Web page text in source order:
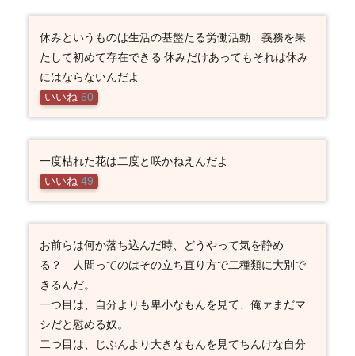
休みというものは生活の基盤たる労働活動 義務を果
たして初めて存在できる 休みだけあってもそれは休み
にはならないんだよ
いいね 60
一度枯れた花は二度と咲かねえんだよ
いいね 49
お前らは何か落ち込んだ時、どうやって気を静め
る？ 人間ってのはその立ち直り方で二種類に大別で
きるんだ。
一つ目は、自分よりも卑小なもんを見て、俺ァまだマ
シだと慰める奴。
二つ目は、じぶんより大きなもんを見てちんけな自分